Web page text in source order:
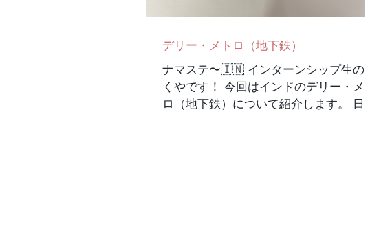
デリー・メトロ（地下鉄）
ナマステ〜🇮🇳 インターンシップ生のた
くやです！ 今回はインドのデリー・メト
ロ（地下鉄）について紹介します。 日本